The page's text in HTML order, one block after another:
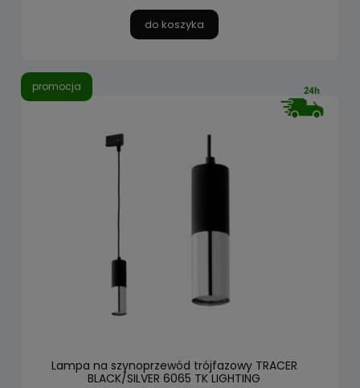
do koszyka
Lampa na szynoprzewód trójfazowy TRACER
BLACK/SILVER 6065 TK LIGHTING
promocja